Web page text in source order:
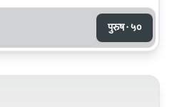
पुरुष · ५०